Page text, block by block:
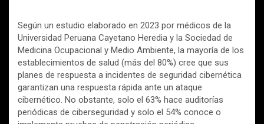
Según un estudio elaborado en 2023 por médicos de la
Universidad Peruana Cayetano Heredia y la Sociedad de
Medicina Ocupacional y Medio Ambiente, la mayoría de los
establecimientos de salud (más del 80%) cree que sus
planes de respuesta a incidentes de seguridad cibernética
garantizan una respuesta rápida ante un ataque
cibernético. No obstante, solo el 63% hace auditorías
periódicas de ciberseguridad y solo el 54% conoce o